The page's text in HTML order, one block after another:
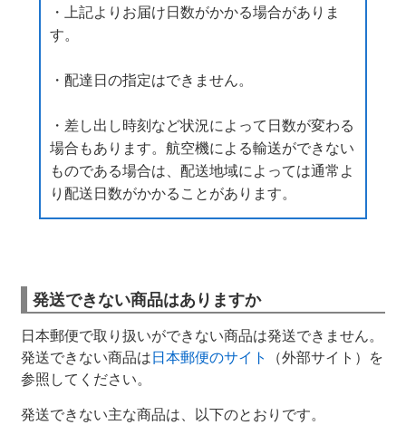
・上記よりお届け日数がかかる場合がありま
す。
・配達日の指定はできません。
・差し出し時刻など状況によって日数が変わる
場合もあります。航空機による輸送ができない
ものである場合は、配送地域によっては通常よ
り配送日数がかかることがあります。
発送できない商品はありますか
日本郵便で取り扱いができない商品は発送できません。
発送できない商品は日本郵便のサイト
（外部サイト）を
参照してください。
発送できない主な商品は、以下のとおりです。